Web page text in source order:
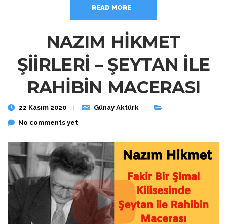
READ MORE
NAZIM HİKMET
ŞİİRLERİ – ŞEYTAN İLE
RAHİBİN MACERASI
22 Kasım 2020
Günay Aktürk
No comments yet